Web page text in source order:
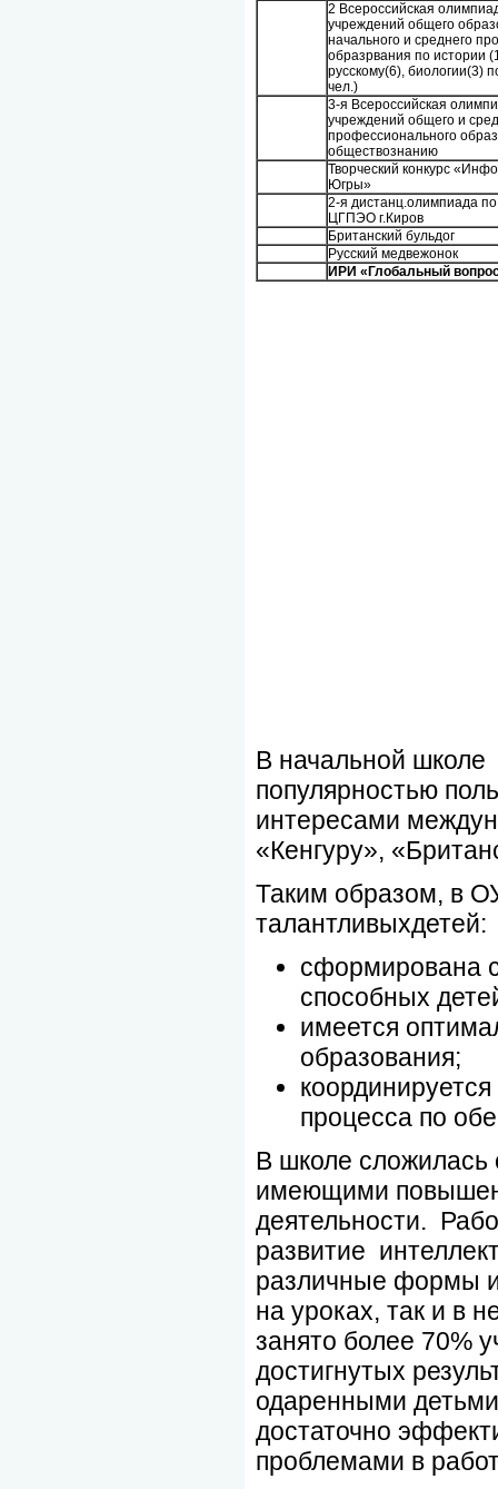
2 Всероссийская
учреждений общего
начального и среднего
образрвания по истории
русскому(6), биологии(3)
чел.)
3-я Всероссийская
учреждений общего и
профессионального
обществознанию
Творческий конкурс
Югры»
2-я дистанц.олимпиада
ЦГПЭО г.Киров
Британский бульдог
Русский медвежонок
ИРИ «Глобальный
В начальной школе
популярностью
интересами
«Кенгуру»,
Таким образом, в
талантливыхдетей:
сформирована
способных
имеется
образования;
процесса по
В школе сложилась
имеющими
деятельности.
развитие
различные формы и
на уроках, так и в
занято более 70%
достигнутых
одаренными
достаточно
проблемами в